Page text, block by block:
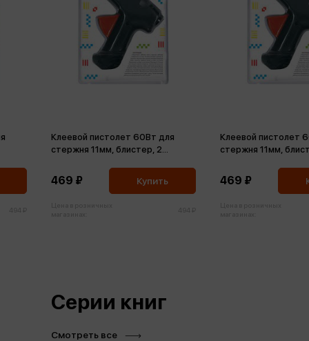
Клеевой пистолет 60Вт для
стержня 11мм, блистер, 2
469 ₽ Купить
Клеевой пистолет
стержня 11мм,
469 ₽
Серии книг
Смотреть все